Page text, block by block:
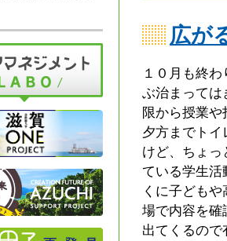
広が
１０月も終
ぶ治まっては
限から授業
夕方までト
けど、ちょ
ている学生
くに子ども
場で内容を確
出てくるの